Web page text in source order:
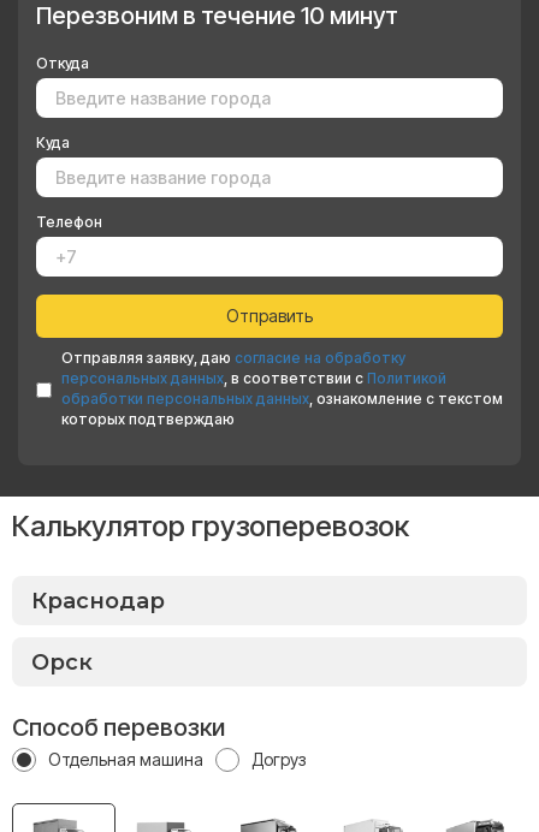
Перезвоним в течение 10 минут
Откуда
Куда
Телефон
Отправляя заявку, даю согласие на обработку
персональных данных, в соответствии с Политикой
обработки персональных данных, ознакомление с текстом
которых подтверждаю
Калькулятор грузоперевозок
Способ перевозки
Отдельная машина Догруз